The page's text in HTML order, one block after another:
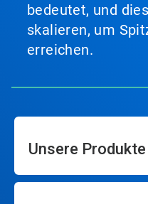
bedeutet, und
skalieren, um
erreichen.
Unsere Produkte